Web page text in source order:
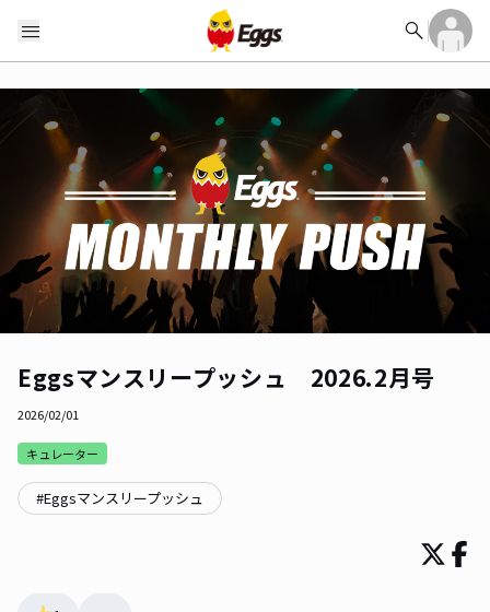
menu search
Eggsマンスリープッシュ 2026.2月号
2026/02/01
キュレーター
#Eggsマンスリープッシュ